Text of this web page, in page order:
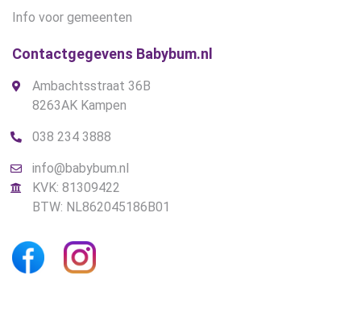
Info voor gemeenten
Contactgegevens Babybum.nl
Ambachtsstraat 36B
8263AK Kampen
038 234 3888
info@babybum.nl
KVK: 81309422
BTW: NL862045186B01